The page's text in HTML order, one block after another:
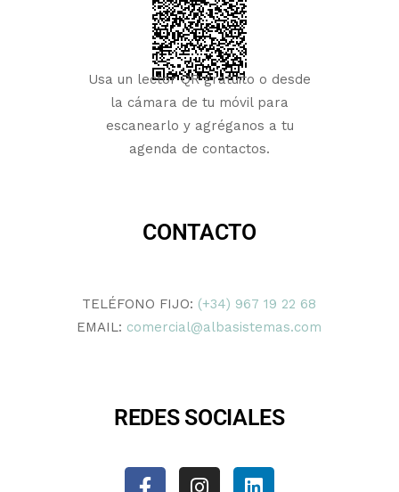
Usa un lector QR gratuito o desde
la cámara de tu móvil para
escanearlo y agréganos a tu
agenda de contactos.
CONTACTO
TELÉFONO FIJO: (+34) 967 19 22 68
EMAIL: comercial@albasistemas.com
REDES SOCIALES